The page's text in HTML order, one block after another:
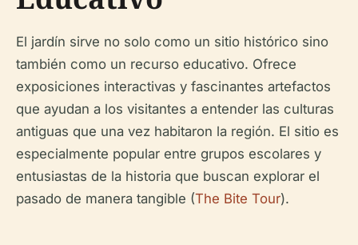
El jardín sirve no solo como un sitio histórico sino
también como un recurso educativo. Ofrece
exposiciones interactivas y fascinantes artefactos
que ayudan a los visitantes a entender las culturas
antiguas que una vez habitaron la región. El sitio es
especialmente popular entre grupos escolares y
entusiastas de la historia que buscan explorar el
pasado de manera tangible (The Bite Tour).